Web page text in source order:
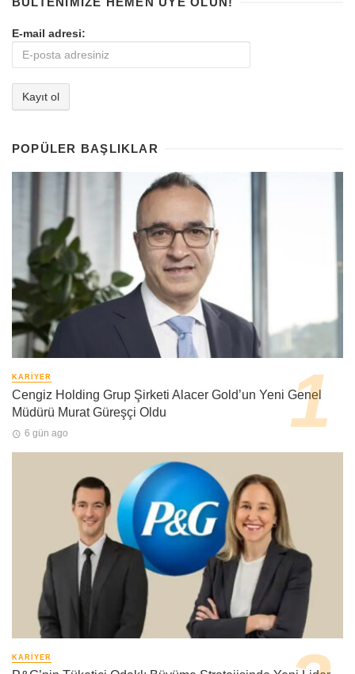
E-mail adresi:
POPÜLER BAŞLIKLAR
KARIYER
Cengiz Holding Grup Şirketi Alacer Gold’un Yeni Genel
Müdürü Murat Güreşçi Oldu
6 gün ago
KARIYER